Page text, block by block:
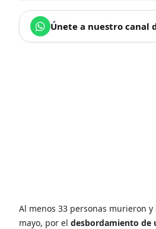
Únete a nuestro canal
Al menos 33 personas murieron
mayo, por el desbordamiento de